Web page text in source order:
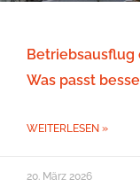
Betriebsausflug
Was passt
WEITERLESEN »
20. März 2026